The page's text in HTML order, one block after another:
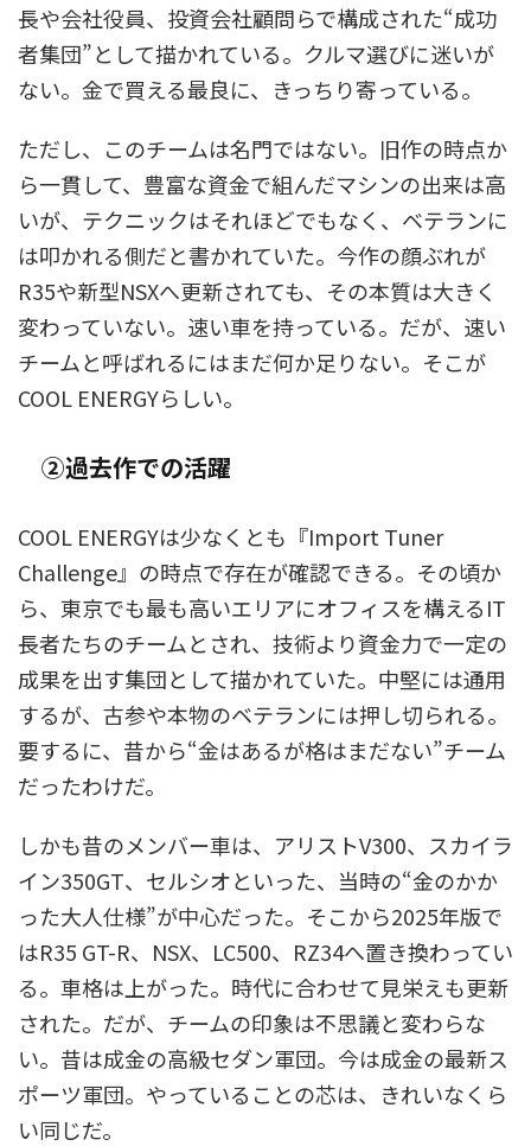
長や会社役員、投資会社顧問らで構成された“成功
者集団”として描かれている。クルマ選びに迷いが
ない。金で買える最良に、きっちり寄っている。
ただし、このチームは名門ではない。旧作の時点か
ら一貫して、豊富な資金で組んだマシンの出来は高
いが、テクニックはそれほどでもなく、ベテランに
は叩かれる側だと書かれていた。今作の顔ぶれが
R35や新型NSXへ更新されても、その本質は大きく
変わっていない。速い車を持っている。だが、速い
チームと呼ばれるにはまだ何か足りない。そこが
COOL ENERGYらしい。
②過去作での活躍
COOL ENERGYは少なくとも『Import Tuner
Challenge』の時点で存在が確認できる。その頃か
ら、東京でも最も高いエリアにオフィスを構えるIT
長者たちのチームとされ、技術より資金力で一定の
成果を出す集団として描かれていた。中堅には通用
するが、古参や本物のベテランには押し切られる。
要するに、昔から“金はあるが格はまだない”チーム
だったわけだ。
しかも昔のメンバー車は、アリストV300、スカイラ
イン350GT、セルシオといった、当時の“金のかか
った大人仕様”が中心だった。そこから2025年版で
はR35 GT-R、NSX、LC500、RZ34へ置き換わってい
る。車格は上がった。時代に合わせて見栄えも更新
された。だが、チームの印象は不思議と変わらな
い。昔は成金の高級セダン軍団。今は成金の最新ス
ポーツ軍団。やっていることの芯は、きれいなくら
い同じだ。